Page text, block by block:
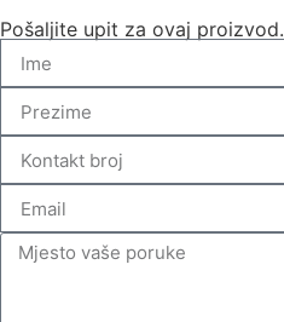
Pošaljite upit za ovaj proizvod.